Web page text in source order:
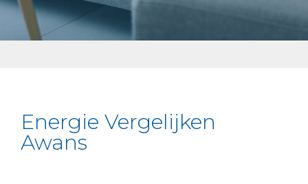
Energie Vergelijken
Awans